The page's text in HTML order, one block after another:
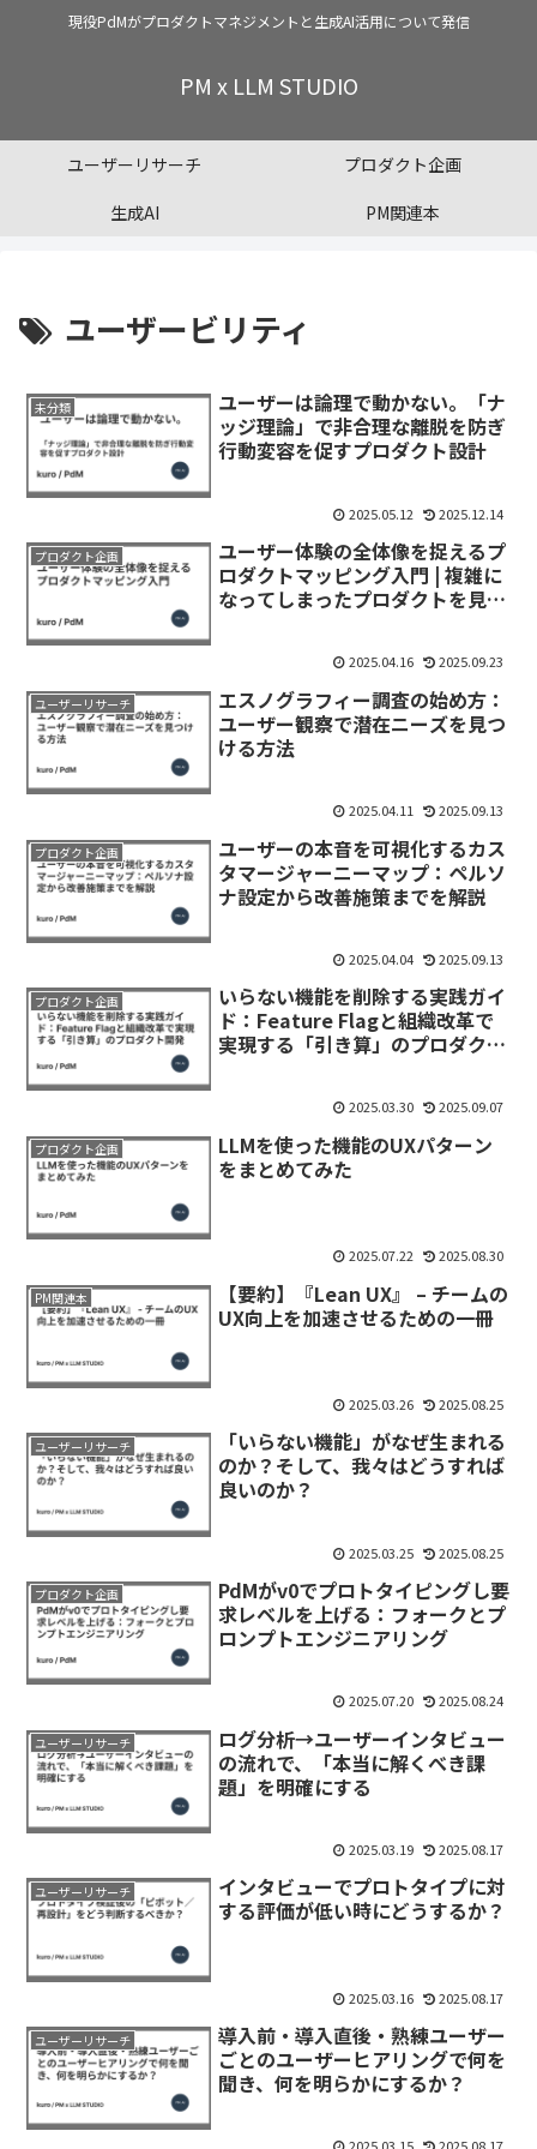
現役PdMがプロダクトマネジメントと生成AI活用について発信
PM x LLM STUDIO
ユーザーリサーチ
プロダクト企画
生成AI
PM関連本
ユーザービリティ
未分類
ユーザーは論理で動かない。「ナ
ッジ理論」で非合理な離脱を防ぎ
行動変容を促すプロダクト設計
2025.05.12 2025.12.14
プロダクト企画
ユーザー体験の全体像を捉えるプ
ロダクトマッピング入門 | 複雑に
なってしまったプロダクトを見つ
2025.04.16 2025.09.23
ユーザーリサーチ
エスノグラフィー調査の始め方：
ユーザー観察で潜在ニーズを見つ
ける方法
2025.04.11 2025.09.13
プロダクト企画
ユーザーの本音を可視化するカス
タマージャーニーマップ：ペルソ
ナ設定から改善施策までを解説
2025.04.04 2025.09.13
プロダクト企画
いらない機能を削除する実践ガイ
ド：Feature Flagと組織改革で
実現する「引き算」のプロダクト
2025.03.30 2025.09.07
プロダクト企画
LLMを使った機能のUXパターン
をまとめてみた
2025.07.22 2025.08.30
PM関連本
【要約】『Lean UX』 – チームの
UX向上を加速させるための一冊
2025.03.26 2025.08.25
ユーザーリサーチ
「いらない機能」がなぜ生まれる
のか？そして、我々はどうすれば
良いのか？
2025.03.25 2025.08.25
プロダクト企画
PdMがv0でプロトタイピングし要
求レベルを上げる：フォークとプ
ロンプトエンジニアリング
2025.07.20 2025.08.24
ユーザーリサーチ
ログ分析→ユーザーインタビュー
の流れで、「本当に解くべき課
題」を明確にする
2025.03.19 2025.08.17
ユーザーリサーチ
インタビューでプロトタイプに対
する評価が低い時にどうするか？
2025.03.16 2025.08.17
ユーザーリサーチ
導入前・導入直後・熟練ユーザー
ごとのユーザーヒアリングで何を
聞き、何を明らかにするか？